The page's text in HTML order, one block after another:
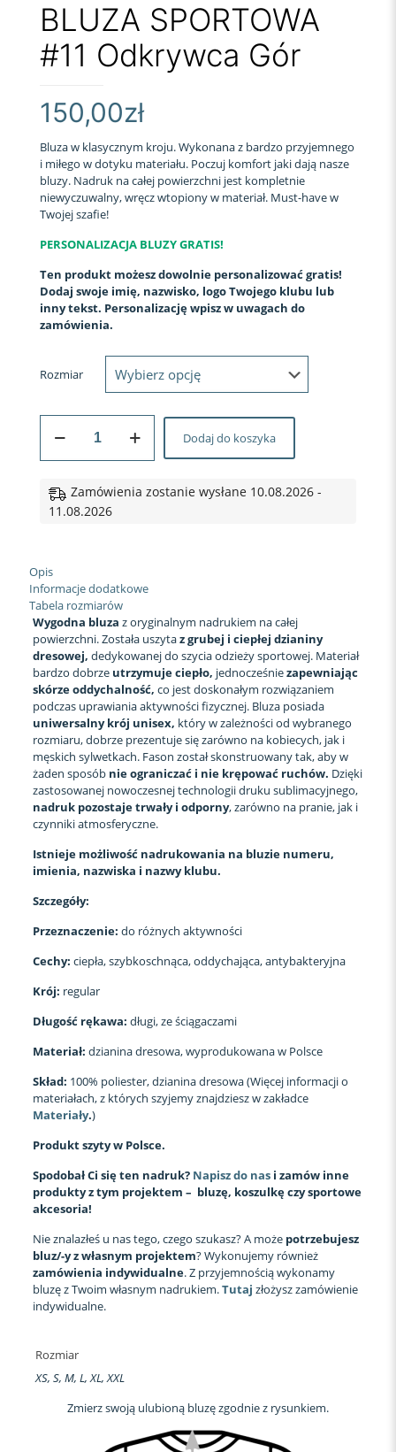
BLUZA SPORTOWA
#11 Odkrywca Gór
150,00zł
Bluza w klasycznym kroju. Wykonana z bardzo przyjemnego
i miłego w dotyku materiału. Poczuj komfort jaki dają nasze
bluzy. Nadruk na całej powierzchni jest kompletnie
niewyczuwalny, wręcz wtopiony w materiał. Must-have w
Twojej szafie!
PERSONALIZACJA BLUZY GRATIS!
Ten produkt możesz dowolnie personalizować gratis!
Dodaj swoje imię, nazwisko, logo Twojego klubu lub
inny tekst. Personalizację wpisz w uwagach do
zamówienia.
Rozmiar
BLUZA
Odkrywca
Gór
Dodaj do koszyka
Zamówienia zostanie wysłane 10.08.2026 -
11.08.2026
Opis
Informacje dodatkowe
Tabela rozmiarów
Wygodna bluza z oryginalnym nadrukiem na całej
powierzchni. Została uszytaz grubej i ciepłej dzianiny
dresowej, dedykowanej do szycia odzieży sportowej. Materiał
bardzo dobrzeutrzymuje ciepło, jednocześniezapewniając
skórze oddychalność, co jest doskonałym rozwiązaniem
podczas uprawiania aktywności fizycznej. Bluza posiada
uniwersalny krój unisex, który w zależności od wybranego
rozmiaru, dobrze prezentuje się zarówno na kobiecych, jak i
męskich sylwetkach. Fason został skonstruowany tak, aby w
żaden sposób nie ograniczać i nie krępować ruchów. Dzięki
zastosowanej nowoczesnej technologii druku sublimacyjnego,
nadruk pozostaje trwały i odporny, zarówno na pranie, jak i
czynniki atmosferyczne.
Istnieje możliwość nadrukowania na bluzie numeru,
imienia, nazwiska i nazwy klubu.
Szczegóły:
Przeznaczenie: do różnych aktywności
Cechy: ciepła, szybkoschnąca, oddychająca, antybakteryjna
Krój: regular
Długość rękawa: długi, ze ściągaczami
Materiał: dzianina dresowa, wyprodukowana w Polsce
Skład: 100% poliester, dzianina dresowa (Więcej informacji o
materiałach, z których szyjemy znajdziesz w zakładce
Materiały.)
Produkt szyty w Polsce.
Spodobał Ci się ten nadruk? Napisz do nas i zamów inne
produkty z tym projektem – bluzę, koszulkę czy sportowe
akcesoria!
Nie znalazłeś u nas tego, czego szukasz? A może potrzebujesz
bluz/-y z własnym projektem? Wykonujemy również
zamówienia indywidualne. Z przyjemnością wykonamy
bluzę z Twoim własnym nadrukiem.Tutaj złożysz zamówienie
indywidualne.
Rozmiar
XS, S, M, L, XL, XXL
Zmierz swoją ulubioną bluzę zgodnie z rysunkiem.